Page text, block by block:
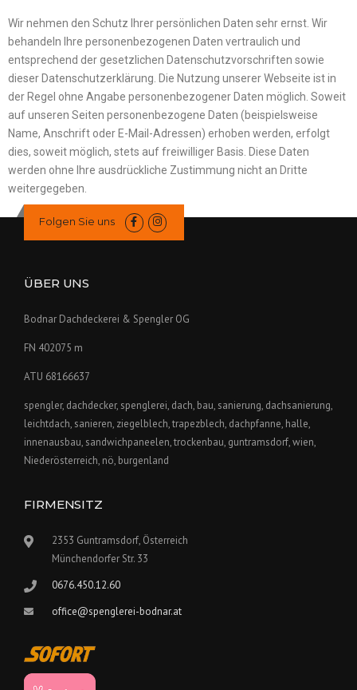
Wir nehmen den Schutz Ihrer persönlichen Daten sehr ernst. Wir
behandeln Ihre personenbezogenen Daten vertraulich und
entsprechend der gesetzlichen Datenschutzvorschriften sowie
dieser Datenschutzerklärung. Die Nutzung unserer Webseite ist in
der Regel ohne Angabe personenbezogener Daten möglich. Soweit
auf unseren Seiten personenbezogene Daten (beispielsweise
Name, Anschrift oder E-Mail-Adressen) erhoben werden, erfolgt
dies, soweit möglich, stets auf freiwilliger Basis. Diese Daten
werden ohne Ihre ausdrückliche Zustimmung nicht an Dritte
weitergegeben.
Folgen Sie uns
ÜBER UNS
Bodnar Dachdeckerei & Spengler OG
FN 402075 m
ATU 68166637
spengler, dachdecker, spenglerei, dach, bau, sanierung, dachsanierung,
leichtdach, sanieren, ziegelblech, trapezblech, dachpfanne, halle,
innenausbau, sandwichpaneelen, trockenbau, guntramsdorf, wien,
Niederösterreich, nö, burgenland
FIRMENSITZ
2353 Guntramsdorf, Österreich
Münchendorfer Str. 33
0676.450.12.60
office@spenglerei-bodnar.at